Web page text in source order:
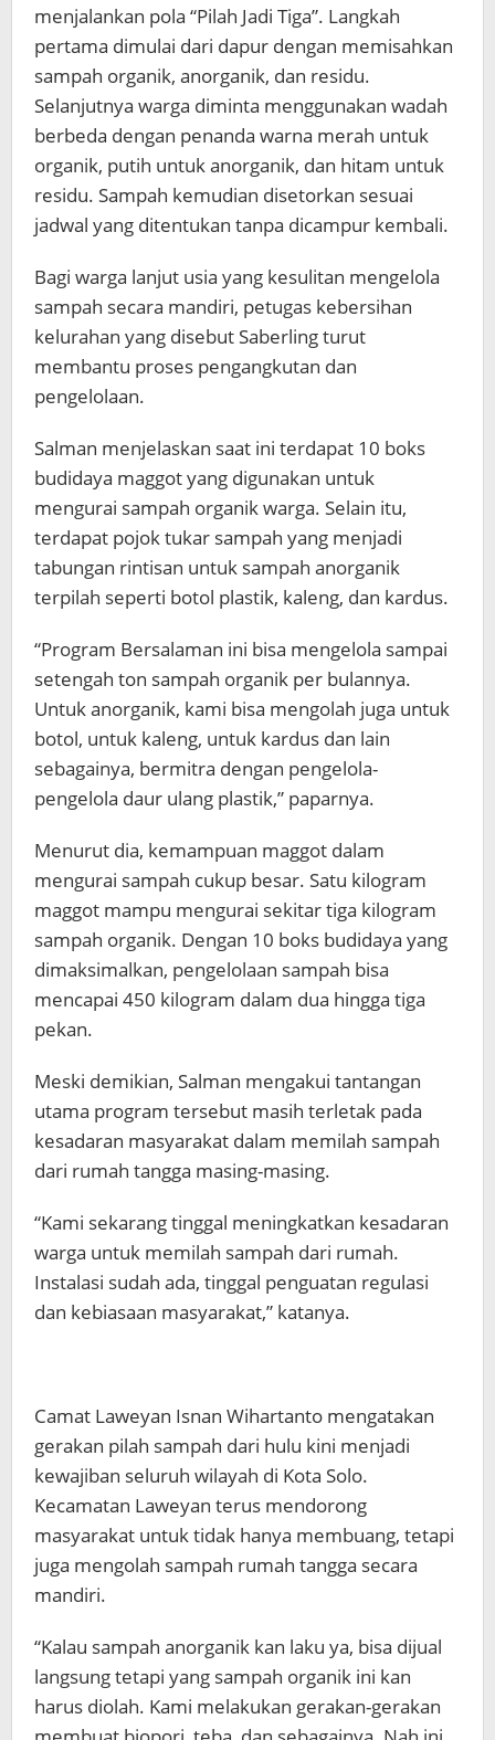
menjalankan pola “Pilah Jadi Tiga”. Langkah
pertama dimulai dari dapur dengan memisahkan
sampah organik, anorganik, dan residu.
Selanjutnya warga diminta menggunakan wadah
berbeda dengan penanda warna merah untuk
organik, putih untuk anorganik, dan hitam untuk
residu. Sampah kemudian disetorkan sesuai
jadwal yang ditentukan tanpa dicampur kembali.
Bagi warga lanjut usia yang kesulitan mengelola
sampah secara mandiri, petugas kebersihan
kelurahan yang disebut Saberling turut
membantu proses pengangkutan dan
pengelolaan.
Salman menjelaskan saat ini terdapat 10 boks
budidaya maggot yang digunakan untuk
mengurai sampah organik warga. Selain itu,
terdapat pojok tukar sampah yang menjadi
tabungan rintisan untuk sampah anorganik
terpilah seperti botol plastik, kaleng, dan kardus.
“Program Bersalaman ini bisa mengelola sampai
setengah ton sampah organik per bulannya.
Untuk anorganik, kami bisa mengolah juga untuk
botol, untuk kaleng, untuk kardus dan lain
sebagainya, bermitra dengan pengelola-
pengelola daur ulang plastik,” paparnya.
Menurut dia, kemampuan maggot dalam
mengurai sampah cukup besar. Satu kilogram
maggot mampu mengurai sekitar tiga kilogram
sampah organik. Dengan 10 boks budidaya yang
dimaksimalkan, pengelolaan sampah bisa
mencapai 450 kilogram dalam dua hingga tiga
pekan.
Meski demikian, Salman mengakui tantangan
utama program tersebut masih terletak pada
kesadaran masyarakat dalam memilah sampah
dari rumah tangga masing-masing.
“Kami sekarang tinggal meningkatkan kesadaran
warga untuk memilah sampah dari rumah.
Instalasi sudah ada, tinggal penguatan regulasi
dan kebiasaan masyarakat,” katanya.
Camat Laweyan Isnan Wihartanto mengatakan
gerakan pilah sampah dari hulu kini menjadi
kewajiban seluruh wilayah di Kota Solo.
Kecamatan Laweyan terus mendorong
masyarakat untuk tidak hanya membuang, tetapi
juga mengolah sampah rumah tangga secara
mandiri.
“Kalau sampah anorganik kan laku ya, bisa dijual
langsung tetapi yang sampah organik ini kan
harus diolah. Kami melakukan gerakan-gerakan